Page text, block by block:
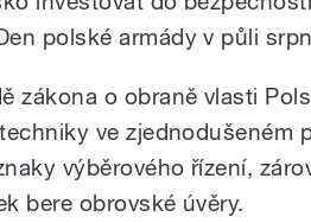
polské armády v půli
zákona o obraně vlasti
ve zjednodušeném
výběrového řízení,
bere obrovské úvěry.